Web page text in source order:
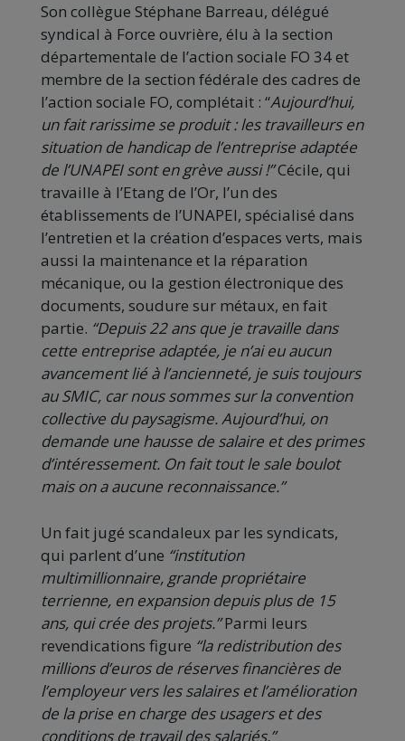
Son collègue Stéphane Barreau, délégué
syndical à Force ouvrière, élu à la section
départementale de l’action sociale FO 34 et
membre de la section fédérale des cadres de
l’action sociale FO, complétait : “Aujourd’hui,
un fait rarissime se produit : les travailleurs en
situation de handicap de l’entreprise adaptée
de l’UNAPEI sont en grève aussi !”Cécile, qui
travaille à l’Etang de l’Or, l’un des
établissements de l’UNAPEI, spécialisé dans
l’entretien et la création d’espaces verts, mais
aussi la maintenance et la réparation
mécanique, ou la gestion électronique des
documents, soudure sur métaux, en fait
partie. “Depuis 22 ans que je travaille dans
cette entreprise adaptée, je n’ai eu aucun
avancement lié à l’ancienneté, je suis toujours
au SMIC, car nous sommes sur la convention
collective du paysagisme. Aujourd’hui, on
demande une hausse de salaire et des primes
d’intéressement. On fait tout le sale boulot
mais on a aucune reconnaissance.”
Un fait jugé scandaleux par les syndicats,
qui parlent d’une “institution
multimillionnaire, grande propriétaire
terrienne, en expansion depuis plus de 15
ans, qui crée des projets.”Parmi leurs
revendications figure “la redistribution des
millions d’euros de réserves financières de
l’employeur vers les salaires et l’amélioration
de la prise en charge des usagers et des
conditions de travail des salariés.”